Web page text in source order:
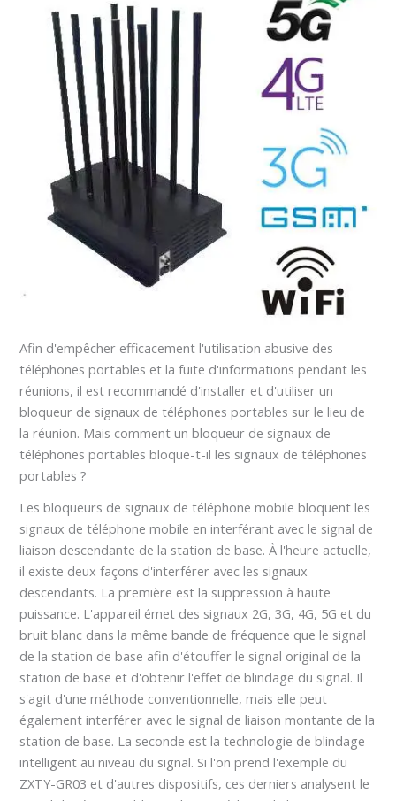
Afin d'empêcher efficacement l'utilisation abusive des
téléphones portables et la fuite d'informations pendant les
réunions, il est recommandé d'installer et d'utiliser un
bloqueur de signaux de téléphones portables sur le lieu de
la réunion. Mais comment un bloqueur de signaux de
téléphones portables bloque-t-il les signaux de téléphones
portables ?
Les bloqueurs de signaux de téléphone mobile bloquent les
signaux de téléphone mobile en interférant avec le signal de
liaison descendante de la station de base. À l'heure actuelle,
il existe deux façons d'interférer avec les signaux
descendants. La première est la suppression à haute
puissance. L'appareil émet des signaux 2G, 3G, 4G, 5G et du
bruit blanc dans la même bande de fréquence que le signal
de la station de base afin d'étouffer le signal original de la
station de base et d'obtenir l'effet de blindage du signal. Il
s'agit d'une méthode conventionnelle, mais elle peut
également interférer avec le signal de liaison montante de la
station de base. La seconde est la technologie de blindage
intelligent au niveau du signal. Si l'on prend l'exemple du
ZXTY-GR03 et d'autres dispositifs, ces derniers analysent le